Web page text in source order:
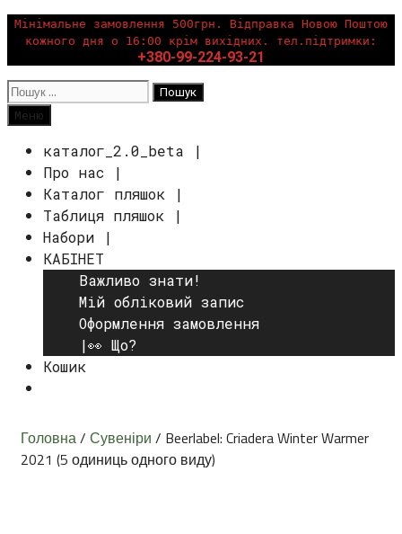
Перейти
вмісту
Мінімальне замовлення 500грн. Відправка Новою Поштою
кожного дня о 16:00 крім вихідних. тел.підтримки:
+380-99-224-93-21
Пошук:
Пошук
Меню
каталог_2.0_beta |
Про нас |
Каталог пляшок |
Таблиця пляшок |
Набори |
КАБІНЕТ
Важливо знати!
Мій обліковий запис
Оформлення замовлення
|👀 Що?
Кошик
Головна/ Сувеніри / Beerlabel: Criadera Winter Warmer
2021 (5 одиниць одного виду)